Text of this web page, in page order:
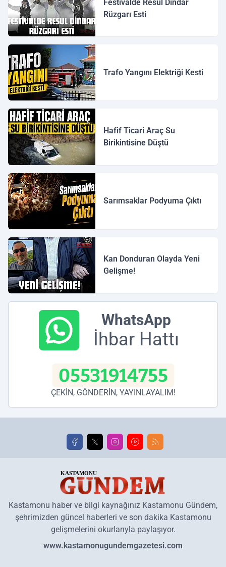
Festivalde Resul Dindar
Rüzgarı Esti
Trafo Yangını Elektriği Kesti
Hafif Ticari Araç Su
Birikintisine Düştü
Sarımsaklar Podyuma Çıktı
Kan Donduran Olayda Yeni
Gelişme!
WhatsApp
İhbar Hattı
05531914755
ÇEKİN, GÖNDERİN, YAYINLAYALIM!
Kastamonu haber ve bilgi kaynağınız Kastamonu Gündem,
şehrimizden güncel haberleri ve son dakika Kastamonu
gelişmelerini okurlarıyla paylaşıyor.
www.kastamonugundemgazetesi.com